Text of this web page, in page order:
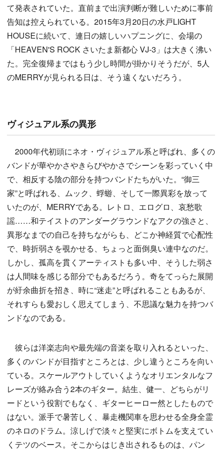
て発表されていた。直前まで出演判断が難しいために事前
告知は控えられている。2015年3月20日の水戸LIGHT
HOUSEに続いて、連日の嬉しいハプニングに、会場の
「HEAVEN'S ROCK さいたま新都心 VJ-3」は大きく沸い
た。完全復帰まではもう少し時間が掛かりそうだが、5人
のMERRYが見られる日は、そう遠くないだろう。
ヴィジュアル系の異形
2000年代初頭にネオ・ヴィジュアル系と呼ばれ、多くの
バンドが華やかさやきらびやかさでシーンを彩っていく中
で、相反する陰の部分を持つバンドたちがいた。“御三
家”と呼ばれる、ムック、蜉蝣、そして一際異彩を放って
いたのが、MERRYである。レトロ、エログロ、哀愁歌
謡……和テイストのアンダーグラウンドなアクの強さと、
異形なまでの自己を持ちながらも、どこか神経質で心配性
で、時折弱さを覗かせる、ちょっと面倒臭い連中なのだ。
しかし、孤高を貫くアーティストも多い中、そうした弱さ
は人間味を感じる部分でもあるだろう。奇をてっらた展開
が紆余曲折を招き、時に“迷走”と呼ばれることもあるが、
それすらも愛おしく思えてしまう、不思議な魅力を持つバ
ンドなのである。
彼らは洋楽志向や最先端の音楽を取り入れるといった、
多くのバンドが目指すところとは、少し違うところを向い
ている。スケールアウトしていくようなオリエンタルなフ
レーズが絡み合う2本のギター。結生、健一、どちらがリ
ードという役割でもなく、ギターヒーロー然としたもので
はない。派手で暑苦しく、暴走機関車を思わせる全身全霊
のネロのドラム。涼しげで淡々と堅実にボトムを支えてい
くテツのベース。そこからはじき出されるものは、パン